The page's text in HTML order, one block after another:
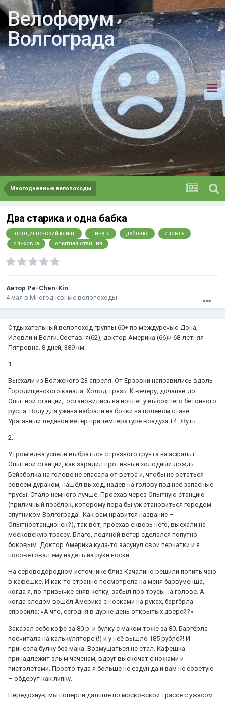
Велофорум
Волгограда
Многодневные велопоходы
Два старика и одна бабка
городищенский канал пичуга дубовка
иловля
ольховка
опытная станция
Автор Pe-Chen-Kin
4 мая в Многодневные велопоходы
Отдыхательный велопоход группы 60+ по междуречью Дона,
Иловли и Волги. Состав: я(62), доктор Америка (66)и 68-летняя
Пятровна. 8 дней, 389 км.
1.
Выехали из Волжского 23 апреля. От Ерзовки направились вдоль
Городищенского канала. Холод, грязь. К вечеру, дочапав до
Опытной станции, остановились на ночлег у высохшего бетонного
русла. Воду для ужина набрали из бочки на полевом стане.
Ураганный ледяной ветер при температуре воздуха +4. Жуть.
2.
Утром едва успели выбраться с грязного грунта на асфальт
Опытной станции, как зарядил противный холодный дождь.
Бейсболка на голове не спасала от ветра и, чтобы не остаться
совсем дураком, нашёл выход, надев на голову под неё запасные
трусы. Стало немного лучше. Проехав через Опытную станцию
(приличный посёлок, которому пора бы уж становиться городом-
спутником Волгограда! Как вам нравится название –
Опытностанционск?), так вот, проехав сквозь него, выехали на
московскую трассу. Благо, ледяной ветер сделался попутно-
боковым. Доктор Америка куда-то засунул свои перчатки и я
посоветовал ему надеть на руки носки.
На сероводородном источнике близ Качалино решили попить чаю
в кафешке. И как-то странно посмотрела на меня барвуменша,
когда я, по-привычке сняв кепку, забыл про трусы на голове. А
когда следом вошёл Америка с носками на руках, баргёрла
спросила: «А что, сегодня в дурке день открытых дверей?»
Заказал себе кофе за 80 р. и булку с маком тоже за 80. Баргёрла
посчитала на калькуляторе (!) и у неё вышло 185 рублей! И
принесла булку без мака. Возмущаться не стал. Кафешка
принадлежит злым чеченам, вдруг выскочат с ножами и
пистолетами. Просто туда я больше не ездун да и вам не советую
– обдерут как липку.
Передохнув, мы попёрли дальше по московской трассе с ужасом